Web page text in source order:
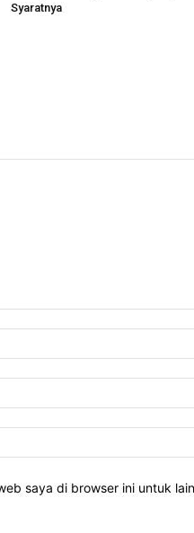
Syaratnya
saya di browser ini untuk